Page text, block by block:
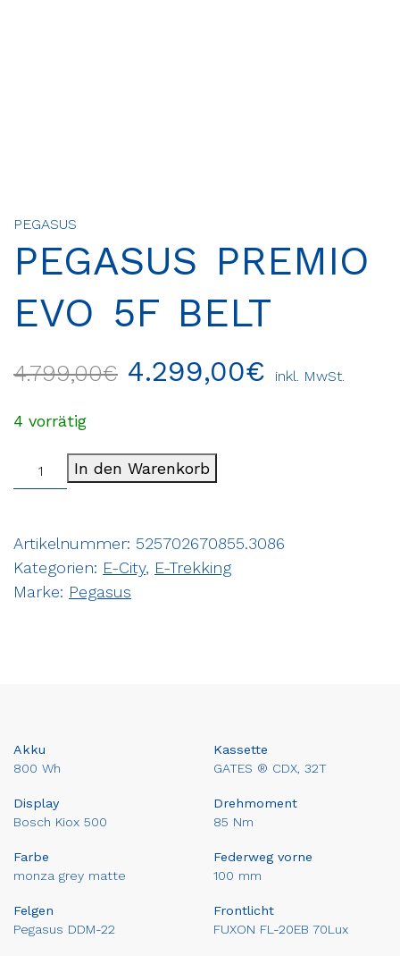
PEGASUS
PEGASUS PREMIO
EVO 5F BELT
4.799,00€ 4.299,00€ inkl. MwSt.
4 vorrätig
In den Warenkorb
Artikelnummer: 525702670855.3086
Kategorien: E-City, E-Trekking
Marke: Pegasus
Akku
800 Wh
Kassette
GATES ® CDX, 32T
Display
Bosch Kiox 500
Drehmoment
85 Nm
Farbe
monza grey matte
Federweg vorne
100 mm
Felgen
Pegasus DDM-22
Frontlicht
FUXON FL-20EB 70Lux